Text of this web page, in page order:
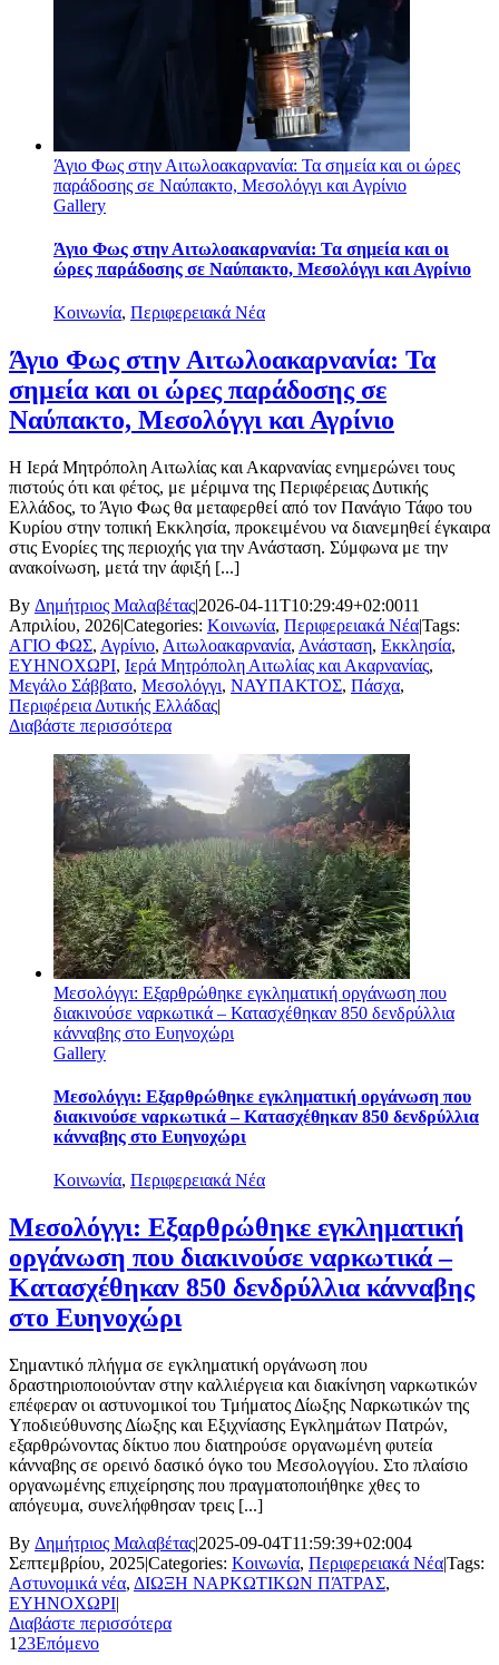
Άγιο Φως στην Αιτωλοακαρνανία: Τα σημεία και οι ώρες
παράδοσης σε Ναύπακτο, Μεσολόγγι και Αγρίνιο
Gallery
Άγιο Φως στην Αιτωλοακαρνανία: Τα σημεία και οι
ώρες παράδοσης σε Ναύπακτο, Μεσολόγγι και Αγρίνιο
Κοινωνία, Περιφερειακά Νέα
Άγιο Φως στην Αιτωλοακαρνανία: Τα
σημεία και οι ώρες παράδοσης σε
Ναύπακτο, Μεσολόγγι και Αγρίνιο
Η Ιερά Μητρόπολη Αιτωλίας και Ακαρνανίας ενημερώνει τους
πιστούς ότι και φέτος, με μέριμνα της Περιφέρειας Δυτικής
Ελλάδος, το Άγιο Φως θα μεταφερθεί από τον Πανάγιο Τάφο του
Κυρίου στην τοπική Εκκλησία, προκειμένου να διανεμηθεί έγκαιρα
στις Ενορίες της περιοχής για την Ανάσταση. Σύμφωνα με την
ανακοίνωση, μετά την άφιξή [...]
By Δημήτριος Μαλαβέτας|2026-04-11T10:29:49+02:0011
Απριλίου, 2026|Categories: Κοινωνία, Περιφερειακά Νέα|Tags:
ΑΓΙΟ ΦΩΣ, Αγρίνιο, Αιτωλοακαρνανία, Ανάσταση, Εκκλησία,
ΕΥΗΝΟΧΩΡΙ, Ιερά Μητρόπολη Αιτωλίας και Ακαρνανίας,
Μεγάλο Σάββατο, Μεσολόγγι, ΝΑΥΠΑΚΤΟΣ, Πάσχα,
Περιφέρεια Δυτικής Ελλάδας|
Διαβάστε περισσότερα
Μεσολόγγι: Εξαρθρώθηκε εγκληματική οργάνωση που
διακινούσε ναρκωτικά – Κατασχέθηκαν 850 δενδρύλλια
κάνναβης στο Ευηνοχώρι
Gallery
Μεσολόγγι: Εξαρθρώθηκε εγκληματική οργάνωση που
διακινούσε ναρκωτικά – Κατασχέθηκαν 850 δενδρύλλια
κάνναβης στο Ευηνοχώρι
Κοινωνία, Περιφερειακά Νέα
Μεσολόγγι: Εξαρθρώθηκε εγκληματική
οργάνωση που διακινούσε ναρκωτικά –
Κατασχέθηκαν 850 δενδρύλλια κάνναβης
στο Ευηνοχώρι
Σημαντικό πλήγμα σε εγκληματική οργάνωση που
δραστηριοποιούνταν στην καλλιέργεια και διακίνηση ναρκωτικών
επέφεραν οι αστυνομικοί του Τμήματος Δίωξης Ναρκωτικών της
Υποδιεύθυνσης Δίωξης και Εξιχνίασης Εγκλημάτων Πατρών,
εξαρθρώνοντας δίκτυο που διατηρούσε οργανωμένη φυτεία
κάνναβης σε ορεινό δασικό όγκο του Μεσολογγίου. Στο πλαίσιο
οργανωμένης επιχείρησης που πραγματοποιήθηκε χθες το
απόγευμα, συνελήφθησαν τρεις [...]
By Δημήτριος Μαλαβέτας|2025-09-04T11:59:39+02:004
Σεπτεμβρίου, 2025|Categories: Κοινωνία, Περιφερειακά Νέα|Tags:
Αστυνομικά νέα, ΔΙΩΞΗ ΝΑΡΚΩΤΙΚΩΝ ΠΆΤΡΑΣ,
ΕΥΗΝΟΧΩΡΙ|
Διαβάστε περισσότερα
1 23Επόμενο